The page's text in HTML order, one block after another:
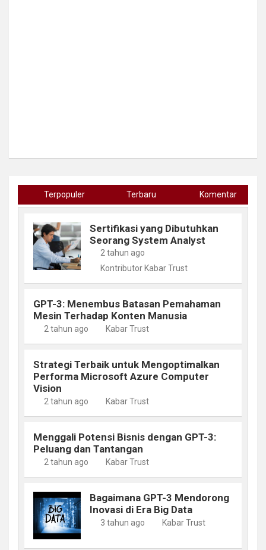
Terpopuler Terbaru Komentar
Sertifikasi yang Dibutuhkan
Seorang System Analyst
2 tahun ago
Kontributor Kabar Trust
GPT-3: Menembus Batasan Pemahaman
Mesin Terhadap Konten Manusia
2 tahun ago Kabar Trust
Strategi Terbaik untuk Mengoptimalkan
Performa Microsoft Azure Computer
Vision
2 tahun ago Kabar Trust
Menggali Potensi Bisnis dengan GPT-3:
Peluang dan Tantangan
2 tahun ago Kabar Trust
Bagaimana GPT-3 Mendorong
Inovasi di Era Big Data
3 tahun ago Kabar Trust